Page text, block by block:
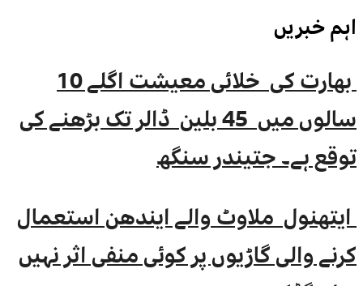
اہم خبریں
بھارت کی خلائی معیشت اگلے 10
سالوں میں 45 بلین ڈالر تک بڑھنے کی
توقع ہے۔ جتیندر سنگھ
ایتھنول ملاوٹ والے ایندھن استعمال
کرنے والی گاڑیوں پر کوئی منفی اثر نہیں